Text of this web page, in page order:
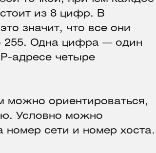
из 8 цифр. В
значит, что все они
255. Одна цифра — один
адресе четыре
можно ориентироваться,
Условно можно
номер сети и номер хоста.